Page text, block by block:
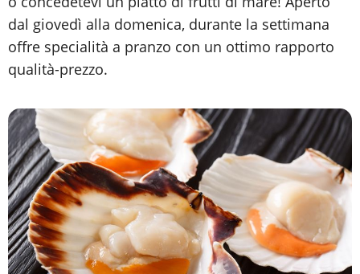
dal giovedì alla domenica, durante la settimana
offre specialità a pranzo con un ottimo rapporto
qualità-prezzo.